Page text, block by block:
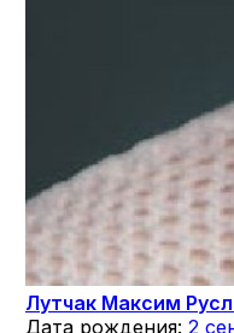
Лутчак Максим
Дата рождения: 2